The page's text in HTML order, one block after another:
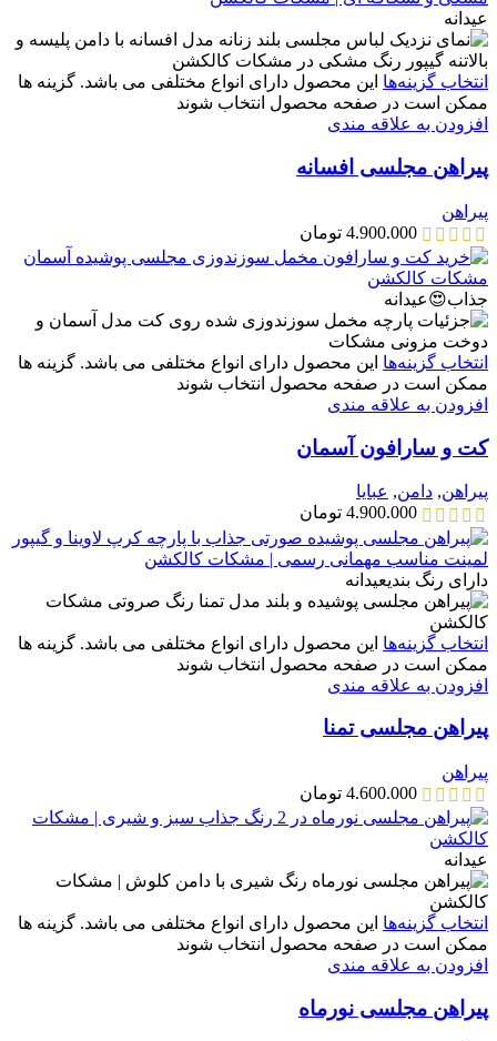
عیدانه
انتخاب گزینه‌ها این محصول دارای انواع مختلفی می باشد. گزینه ها
ممکن است در صفحه محصول انتخاب شوند
افزودن به علاقه مندی
پیراهن مجلسی افسانه
پیراهن
4.900.000 تومان
جذاب😍عیدانه
انتخاب گزینه‌ها این محصول دارای انواع مختلفی می باشد. گزینه ها
ممکن است در صفحه محصول انتخاب شوند
افزودن به علاقه مندی
کت و سارافون آسمان
پیراهن, دامن, عبایا
4.900.000 تومان
دارای رنگ بندیعیدانه
انتخاب گزینه‌ها این محصول دارای انواع مختلفی می باشد. گزینه ها
ممکن است در صفحه محصول انتخاب شوند
افزودن به علاقه مندی
پیراهن مجلسی تمنا
پیراهن
4.600.000 تومان
عیدانه
انتخاب گزینه‌ها این محصول دارای انواع مختلفی می باشد. گزینه ها
ممکن است در صفحه محصول انتخاب شوند
افزودن به علاقه مندی
پیراهن مجلسی نورماه